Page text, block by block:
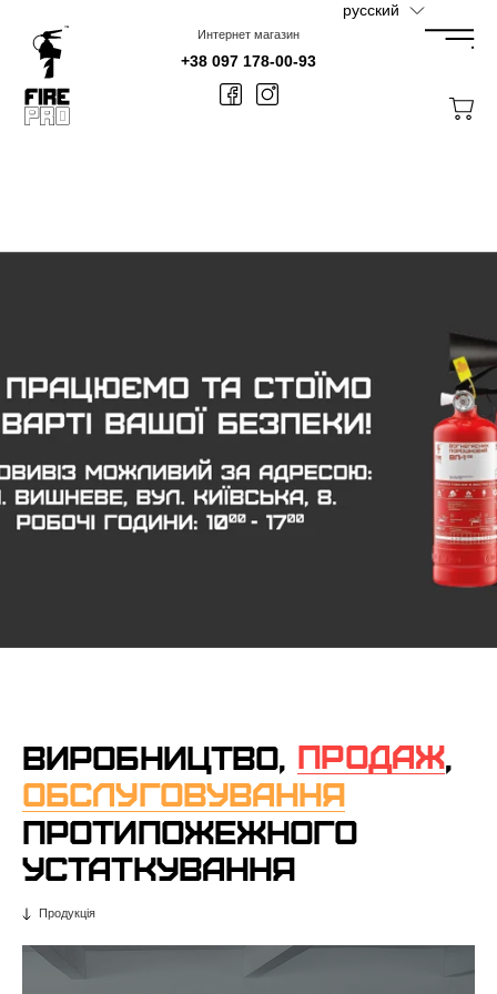
контенту
Интернет магазин
+38 097 178-00-93
ВИРОБНИЦТВО, ПРОДАЖ,
ОБСЛУГОВУВАННЯ
ПРОТИПОЖЕЖНОГО
УСТАТКУВАННЯ
Продукція
русский